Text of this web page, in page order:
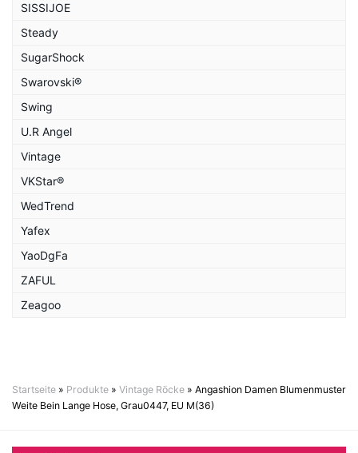
SISSIJOE
Steady
SugarShock
Swarovski®
Swing
U.R Angel
Vintage
VKStar®
WedTrend
Yafex
YaoDgFa
ZAFUL
Zeagoo
Startseite » Produkte » Vintage Röcke » Angashion Damen Blumenmuster
Weite Bein Lange Hose, Grau0447, EU M(36)